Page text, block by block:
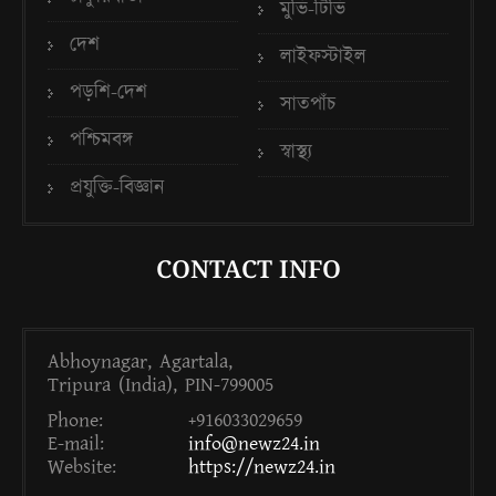
দেশ
পড়শি-দেশ
পশ্চিমবঙ্গ
প্রযুক্তি-বিজ্ঞান
মুভি-টিভি
লাইফস্টাইল
সাতপাঁচ
স্বাস্থ্য
CONTACT INFO
Abhoynagar, Agartala,
Tripura (India), PIN-799005
Phone:
+916033029659
E-mail:
info@newz24.in
Website:
https://newz24.in